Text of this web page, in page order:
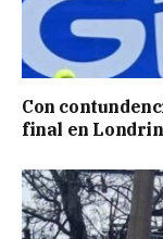
Con
final en